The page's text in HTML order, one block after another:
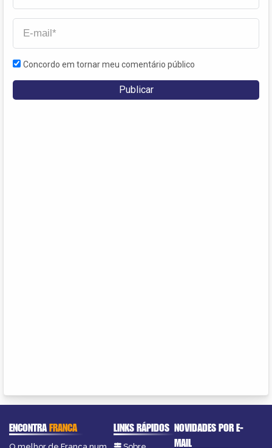
Concordo em tornar meu comentário público
ENCONTRAFRANCA LINKS RÁPIDOS NOVIDADES POR E-
MAIL